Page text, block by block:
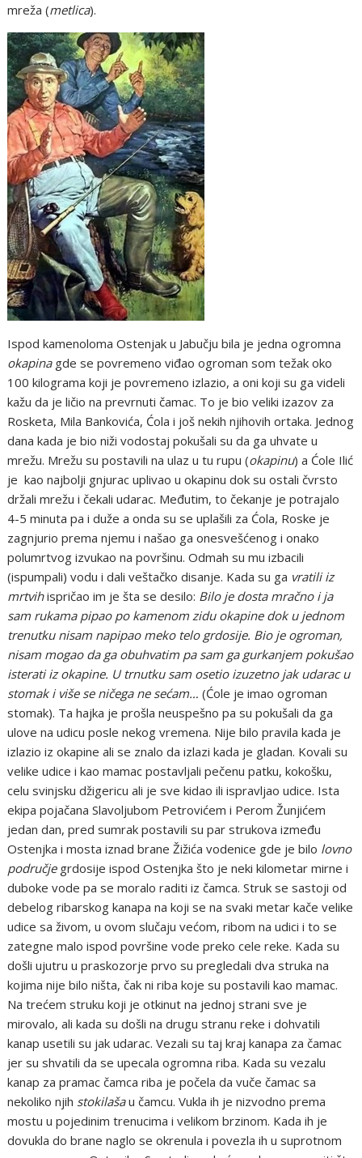
mreža (metlica).
Ispod kamenoloma Ostenjak u Jabučju bila je jedna ogromna
okapinagde se povremeno viđao ogroman som težak oko
100 kilograma koji je povremeno izlazio, a oni koji su ga videli
kažu da je ličio na prevrnuti čamac. To je bio veliki izazov za
Rosketa, Mila Bankovića, Ćola i još nekih njihovih ortaka. Jednog
dana kada je bio niži vodostaj pokušali su da ga uhvate u
mrežu. Mrežu su postavili na ulaz u tu rupu (okapinu) a Ćole Ilić
je kao najbolji gnjurac uplivao u okapinu dok su ostali čvrsto
držali mrežu i čekali udarac. Međutim, to čekanje je potrajalo
4-5 minuta pa i duže a onda su se uplašili za Ćola, Roske je
zagnjurio prema njemu i našao ga onesvešćenog i onako
polumrtvog izvukao na površinu. Odmah su mu izbacili
(ispumpali) vodu i dali veštačko disanje. Kada su ga vratili iz
mrtvihispričao im je šta se desilo: Bilo je dosta mračno i ja
sam rukama pipao po kamenom zidu okapine dok u jednom
trenutku nisam napipao meko telo grdosije. Bio je ogroman,
nisam mogao da ga obuhvatim pa sam ga gurkanjem pokušao
isterati iz okapine. U trnutku sam osetio izuzetno jak udarac u
stomak i više se ničega ne sećam… (Ćole je imao ogroman
stomak). Ta hajka je prošla neuspešno pa su pokušali da ga
ulove na udicu posle nekog vremena. Nije bilo pravila kada je
izlazio iz okapine ali se znalo da izlazi kada je gladan. Kovali su
velike udice i kao mamac postavljali pečenu patku, kokošku,
celu svinjsku džigericu ali je sve kidao ili ispravljao udice. Ista
ekipa pojačana Slavoljubom Petrovićem i Perom Žunjićem
jedan dan, pred sumrak postavili su par strukova između
Ostenjka i mosta iznad brane Žižića vodenice gde je bilo lovno
područjegrdosije ispod Ostenjka što je neki kilometar mirne i
duboke vode pa se moralo raditi iz čamca. Struk se sastoji od
debelog ribarskog kanapa na koji se na svaki metar kače velike
udice sa živom, u ovom slučaju većom, ribom na udici i to se
zategne malo ispod površine vode preko cele reke. Kada su
došli ujutru u praskozorje prvo su pregledali dva struka na
kojima nije bilo ništa, čak ni riba koje su postavili kao mamac.
Na trećem struku koji je otkinut na jednoj strani sve je
mirovalo, ali kada su došli na drugu stranu reke i dohvatili
kanap usetili su jak udarac. Vezali su taj kraj kanapa za čamac
jer su shvatili da se upecala ogromna riba. Kada su vezalu
kanap za pramac čamca riba je počela da vuče čamac sa
nekoliko njih stokilašau čamcu. Vukla ih je nizvodno prema
mostu u pojedinim trenucima i velikom brzinom. Kada ih je
dovukla do brane naglo se okrenula i povezla ih u suprotnom